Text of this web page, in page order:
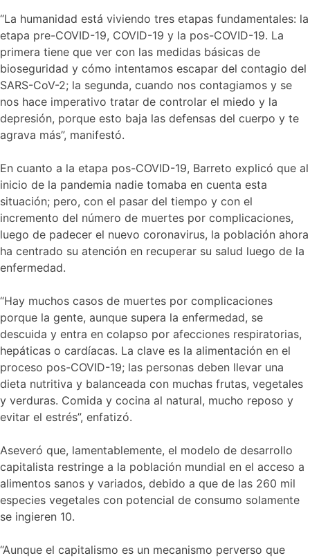
“La humanidad está viviendo tres etapas fundamentales: la
etapa pre-COVID-19, COVID-19 y la pos-COVID-19. La
primera tiene que ver con las medidas básicas de
bioseguridad y cómo intentamos escapar del contagio del
SARS-CoV-2; la segunda, cuando nos contagiamos y se
nos hace imperativo tratar de controlar el miedo y la
depresión, porque esto baja las defensas del cuerpo y te
agrava más”, manifestó.
En cuanto a la etapa pos-COVID-19, Barreto explicó que al
inicio de la pandemia nadie tomaba en cuenta esta
situación; pero, con el pasar del tiempo y con el
incremento del número de muertes por complicaciones,
luego de padecer el nuevo coronavirus, la población ahora
ha centrado su atención en recuperar su salud luego de la
enfermedad.
“Hay muchos casos de muertes por complicaciones
porque la gente, aunque supera la enfermedad, se
descuida y entra en colapso por afecciones respiratorias,
hepáticas o cardíacas. La clave es la alimentación en el
proceso pos-COVID-19; las personas deben llevar una
dieta nutritiva y balanceada con muchas frutas, vegetales
y verduras. Comida y cocina al natural, mucho reposo y
evitar el estrés”, enfatizó.
Aseveró que, lamentablemente, el modelo de desarrollo
capitalista restringe a la población mundial en el acceso a
alimentos sanos y variados, debido a que de las 260 mil
especies vegetales con potencial de consumo solamente
se ingieren 10.
“Aunque el capitalismo es un mecanismo perverso que